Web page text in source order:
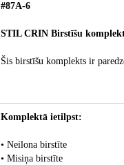
#87A-6
STIL CRIN Birstīšu
Šis birstīšu komplekts ir
Komplektā ietilpst:
• Neilona birstīte
• Misiņa birstīte